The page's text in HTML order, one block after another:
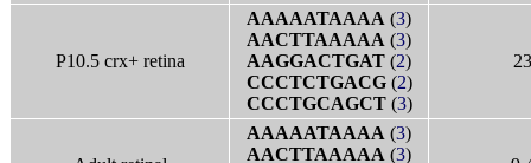
P10.5 crx+ retina
AAAAATAAAA (3)
AACTTAAAAA (3)
AAGGACTGAT (2)
CCCTCTGACG(2)
CCCTGCAGCT(3)
23
AAAAATAAAA (3)
AACTTAAAAA (3)